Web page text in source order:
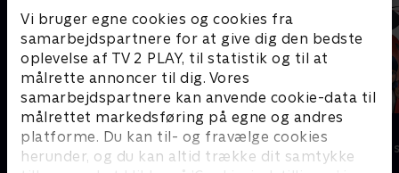
Vi bruger egne cookies og cookies fra
samarbejdspartnere for at give dig den bedste
oplevelse af TV 2 PLAY, til statistik og til at
målrette annoncer til dig. Vores
samarbejdspartnere kan anvende cookie-data til
målrettet markedsføring på egne og andres
platforme. Du kan til- og fravælge cookies
herunder, og du kan altid trække dit samtykke
Mashas eventyr
Børneserier • 1 sæsoner
Miraculous
Børneserier •